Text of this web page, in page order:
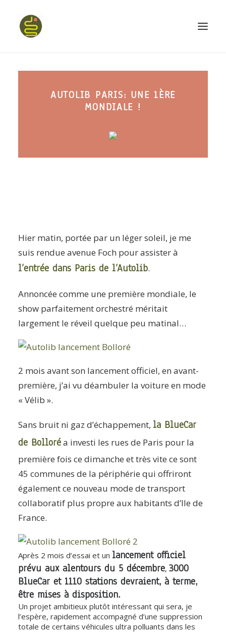
PROGRAMME HAPPY BELLY
ARTICLES
YOGA
faire le quiz
Recherche
Panier
AUTOLIB PARIS: UNE 1ÈRE
MONDIALE !
Hier matin, portée par un léger soleil, je me
suis rendue avenue Foch pour assister à
l’entrée dans Paris de l’Autolib.
Annoncée comme une première mondiale, le
show parfaitement orchestré méritait
largement le réveil quelque peu matinal…
2 mois avant son lancement officiel, en avant-
première, j’ai vu déambuler la voiture en mode
« Vélib ».
Sans bruit ni gaz d’échappement, la BlueCar
de Bolloréa investi les rues de Paris pour la
première fois ce dimanche et très vite ce sont
45 communes de la périphérie qui offriront
également ce nouveau mode de transport
collaboratif plus propre aux habitants d’Ile de
France.
Après 2 mois d’essai et un lancement officiel
prévu aux alentours du 5 décembre, 3000
BlueCar et 1110 stations devraient, à terme,
être mises à disposition.
Un projet ambitieux plutôt intéressant qui sera, je
l’espère, rapidement accompagné d’une suppression
totale de certains véhicules ultra polluants dans les